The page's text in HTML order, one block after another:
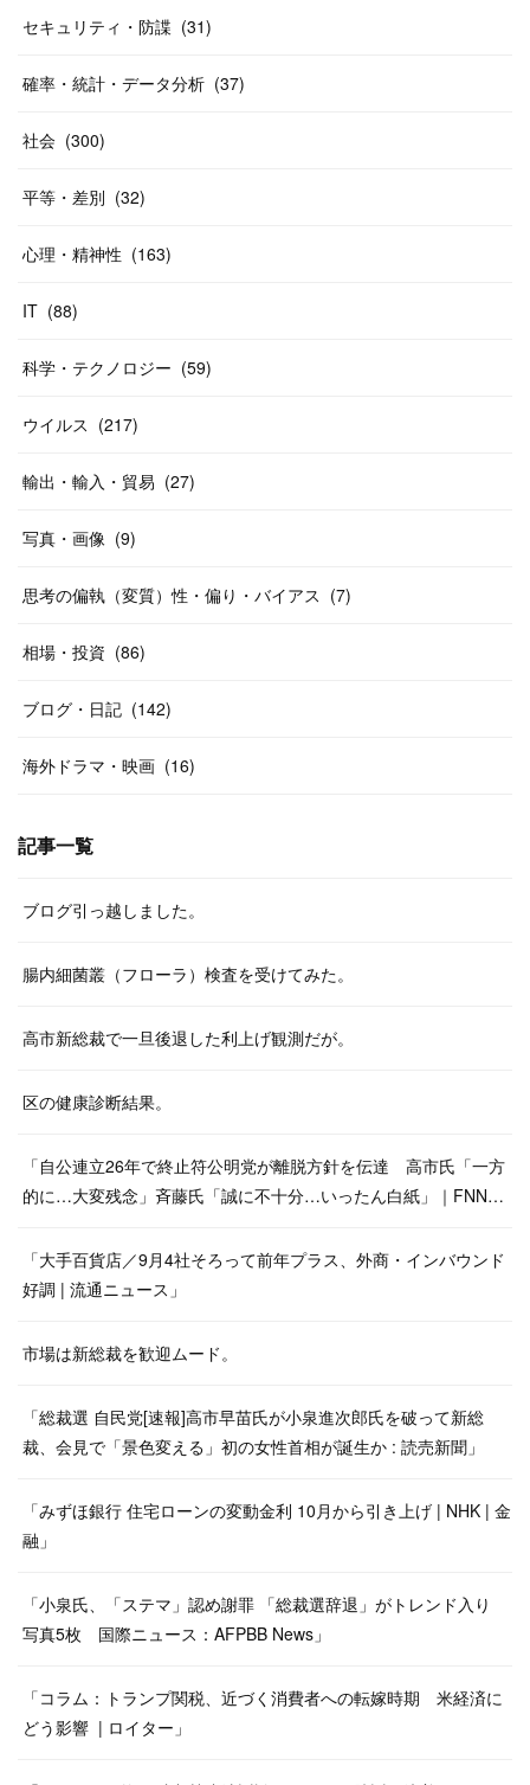
セキュリティ・防諜 (31)
確率・統計・データ分析 (37)
社会 (300)
平等・差別 (32)
心理・精神性 (163)
IT (88)
科学・テクノロジー (59)
ウイルス (217)
輸出・輸入・貿易 (27)
写真・画像 (9)
思考の偏執（変質）性・偏り・バイアス (7)
相場・投資 (86)
ブログ・日記 (142)
海外ドラマ・映画 (16)
記事一覧
ブログ引っ越しました。
腸内細菌叢（フローラ）検査を受けてみた。
高市新総裁で一旦後退した利上げ観測だが。
区の健康診断結果。
「自公連立26年で終止符公明党が離脱方針を伝達 高市氏「一方
的に…大変残念」斉藤氏「誠に不十分…いったん白紙」｜FNN…
「大手百貨店／9月4社そろって前年プラス、外商・インバウンド
好調 | 流通ニュース」
市場は新総裁を歓迎ムード。
「総裁選 自民党[速報]高市早苗氏が小泉進次郎氏を破って新総
裁、会見で「景色変える」初の女性首相が誕生か : 読売新聞」
「みずほ銀行 住宅ローンの変動金利 10月から引き上げ | NHK | 金
融」
「小泉氏、「ステマ」認め謝罪 「総裁選辞退」がトレンド入り
写真5枚 国際ニュース：AFPBB News」
「コラム：トランプ関税、近づく消費者への転嫁時期 米経済に
どう影響 | ロイター」